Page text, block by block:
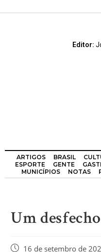
Editor:
ARTIGOS BRASIL
ESPORTE
GENTE
MUNICÍPIOS
NOTAS
Um
16 de setembro de